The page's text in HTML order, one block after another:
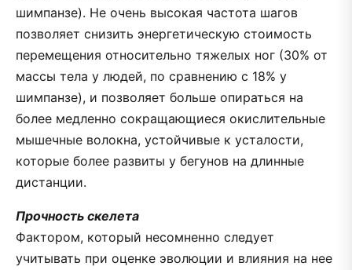
шимпанзе). Не очень высокая частота шагов
позволяет снизить энергетическую стоимость
перемещения относительно тяжелых ног (30% от
массы тела у людей, по сравнению с 18% у
шимпанзе), и позволяет больше опираться на
более медленно сокращающиеся окислительные
мышечные волокна, устойчивые к усталости,
которые более развиты у бегунов на длинные
дистанции.
Прочность скелета
Фактором, который несомненно следует
учитывать при оценке эволюции и влияния на нее